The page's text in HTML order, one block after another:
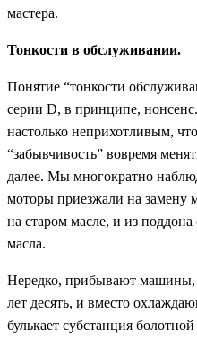
мастера.
Тонкости в обслуживании.
Понятие “тонкости
серии D, в принципе,
настолько неприхотливым,
“забывчивость” вовремя
далее. Мы многократно
моторы приезжали на замену
на старом масле, и из
масла.
Нередко, прибывают машины,
лет десять, и вместо
булькает субстанция